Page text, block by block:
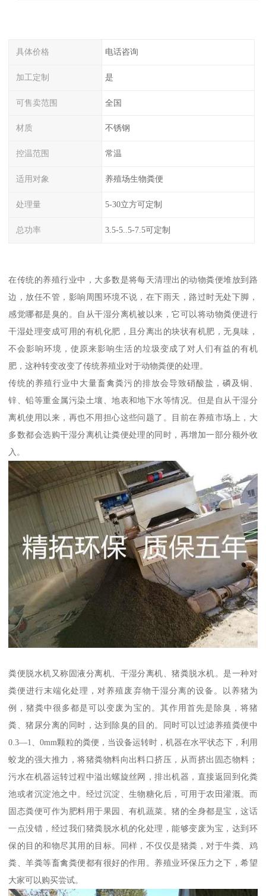
具体价格 电话咨询
加工定制 是
可售卖范围 全国
材质 不锈钢
控温范围 常温
适用对象 养殖场生物粪便
处理量 5-30立方可定制
总功率 3.5-5..5-7.5可定制
在传统的养殖行业中，大多数是将每天清理出的动物粪便堆放到路
边，放任不管，影响周围环境不说，在下雨天，路过时无处下脚，
感觉哪都是臭的。自从干湿分离机被以来，它可以将动物粪便进行
干湿处理变成可用的有机化肥，且分离出的块状有机肥，无臭味，
不会影响环境，使原来影响生活的垃圾变成了对人们有益的有机
肥，这种转变改变了传统养殖业对于动物粪便的处理。
传统的养殖行业中大量畜禽粪污的排放会导致硝酸盐，磷及铜、
锌、铅等重金属污染土壤、地表和地下水等情况。但是自从干湿分
离机使用以来，再也不用担心这些问题了。目前在养殖市场上，大
多数都会选购干湿分离机让粪便处理的同时，再增加一部分额外收
入。
粪便脱水机又称固液分离机、干湿分离机、猪粪脱水机。是一种对
粪便进行末端化处理，对养殖废弃物干湿分离的设备。以养猪为
例，猪粪中很多都是可以变废为宝的。其作用首先是除臭，将猪
粪、猪尿分离的同时，达到除臭的目的。同时可以过滤养殖粪便中
0.3—1、0mm颗粒的粪便，当设备运转时，机器在水平状态下，利用
蛟龙的强大推力，将猪粪物料向出料口挤压，从而挤出固态物料；
污水在机器运转过程中溢出螺旋丝网，排出机器，直接返回到化粪
池或者沉淀池之中。经过沉淀、生物糖化后，可用于农田灌溉。而
固态粪便可作为肥料用于果园、有机蔬菜。猪的全身都是宝，这话
一点没错，经过我们猪粪脱水机的化处理，能够变废为宝，达到环
保的目的和物尽其用的目标。同样，不仅仅是猪粪，对于牛粪、鸡
粪、羊粪等畜禽粪便都有很好的作用。养殖业环保压力之下，希望
大家可以购买尝试。